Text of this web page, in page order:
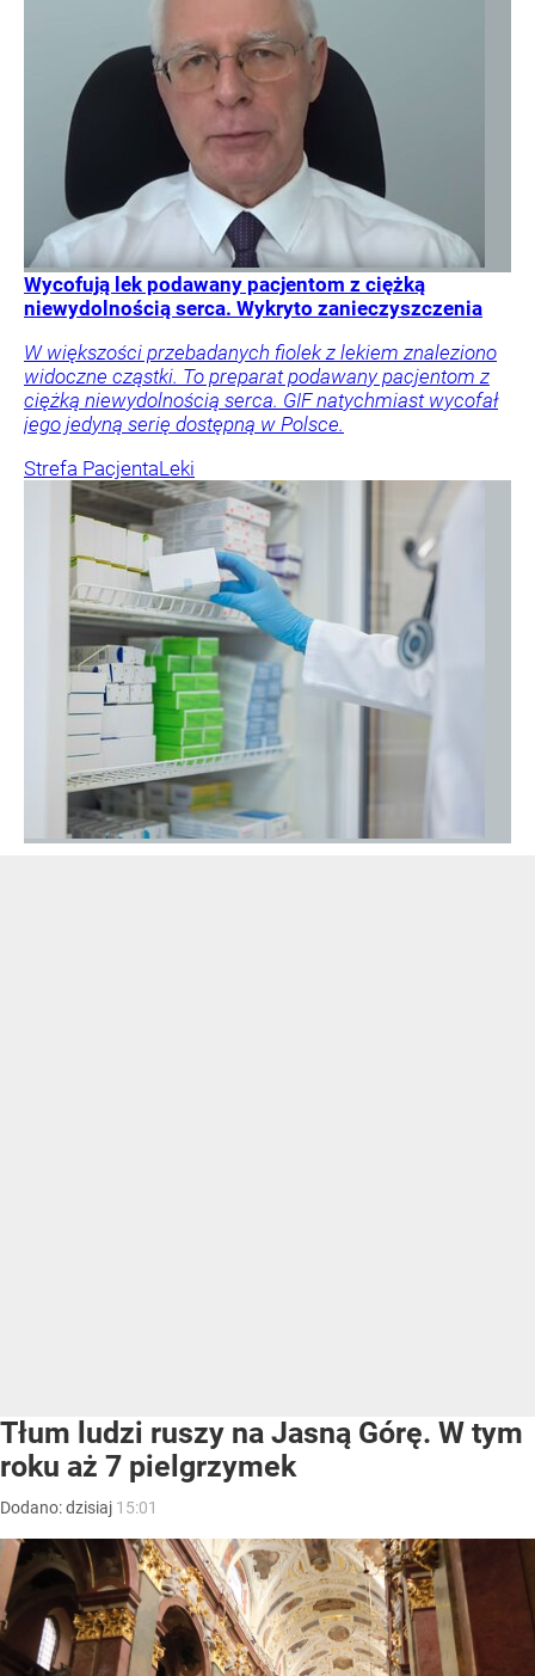
Wycofują lek podawany pacjentom z ciężką
niewydolnością serca. Wykryto zanieczyszczenia
W większości przebadanych fiolek z lekiem znaleziono
widoczne cząstki. To preparat podawany pacjentom z
ciężką niewydolnością serca. GIF natychmiast wycofał
jego jedyną serię dostępną w Polsce.
Strefa PacjentaLeki
Tłum ludzi ruszy na Jasną Górę. W tym
roku aż 7 pielgrzymek
Dodano:dzisiaj 15:01